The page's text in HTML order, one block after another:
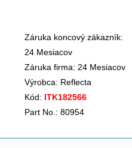
Záruka koncový zákazník:
24 Mesiacov
Záruka firma: 24 Mesiacov
Výrobca: Reflecta
Kód: ITK182566
Part No.: 80954